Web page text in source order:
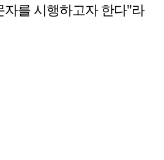
를 시행하고자 한다"라